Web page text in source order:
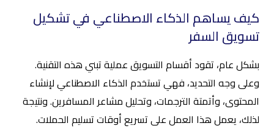
كيف يساهم الذكاء الاصطناعي في تشكيل
تسويق السفر
بشكل عام، تقود أقسام التسويق عملية تبني هذه التقنية.
وعلى وجه التحديد، فهي تستخدم الذكاء الاصطناعي لإنشاء
المحتوى، وأتمتة الترجمات، وتحليل مشاعر المسافرين. ونتيجة
لذلك، يعمل هذا العمل على تسريع أوقات تسليم الحملات.